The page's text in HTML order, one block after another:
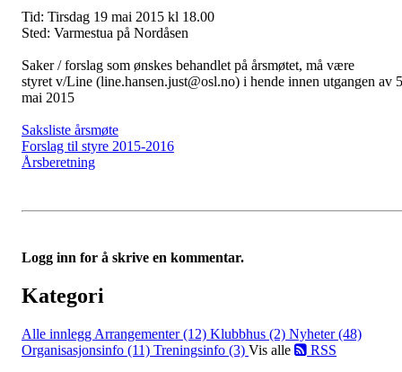
Tid: Tirsdag 19 mai 2015 kl 18.00
Sted: Varmestua på Nordåsen
Saker / forslag som ønskes behandlet på årsmøtet, må være
styret v/Line (line.hansen.just@osl.no) i hende innen utgangen av 5
mai 2015
Saksliste årsmøte
Forslag til styre 2015-2016
Årsberetning
Logg inn for å skrive en kommentar.
Kategori
Alle innlegg Arrangementer (12) Klubbhus (2) Nyheter (48)
Organisasjonsinfo (11) Treningsinfo (3) Vis alle RSS